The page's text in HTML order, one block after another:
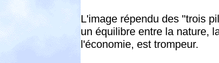
L'image répendu des "trois
un équilibre entre la nature,
l'économie, est trompeur.